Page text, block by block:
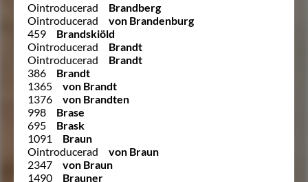
Ointroducerad
Brandberg
Ointroducerad
von Brandenburg
459
Brandskiöld
Ointroducerad
Brandt
Ointroducerad
Brandt
386
Brandt
1365
von Brandt
1376
von Brandten
998
Brase
695
Brask
1091
Braun
Ointroducerad
von Braun
2347
von Braun
1490
Brauner